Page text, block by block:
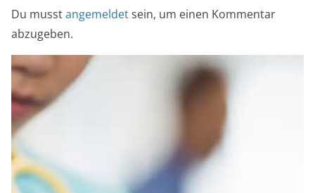
Du musstangemeldetsein, um einen Kommentar
abzugeben.